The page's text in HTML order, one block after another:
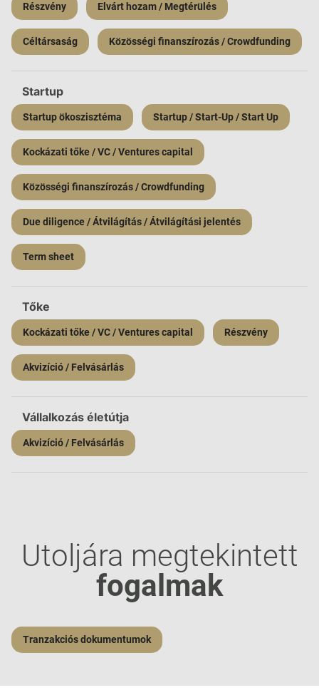
Részvény Elvárt hozam / Megtérülés
Céltársaság Közösségi finanszírozás / Crowdfunding
Startup
Startup ökoszisztéma Startup / Start-Up / Start Up
Kockázati tőke / VC / Ventures capital
Közösségi finanszírozás / Crowdfunding
Due diligence / Átvilágítás / Átvilágítási jelentés
Term sheet
Tőke
Kockázati tőke / VC / Ventures capital Részvény
Akvizíció / Felvásárlás
Vállalkozás életútja
Akvizíció / Felvásárlás
Utoljára megtekintett
fogalmak
Tranzakciós dokumentumok